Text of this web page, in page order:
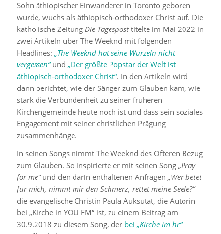
Sohn äthiopischer Einwanderer in Toronto geboren
wurde, wuchs als äthiopisch-orthodoxer Christ auf. Die
katholische Zeitung Die Tagesposttitelte im Mai 2022 in
zwei Artikeln über The Weeknd mit folgenden
Headlines: „The Weeknd hat seine Wurzeln nicht
vergessen“und „Der größte Popstar der Welt ist
äthiopisch-orthodoxer Christ“. In den Artikeln wird
dann berichtet, wie der Sänger zum Glauben kam, wie
stark die Verbundenheit zu seiner früheren
Kirchengemeinde heute noch ist und dass sein soziales
Engagement mit seiner christlichen Prägung
zusammenhänge.
In seinen Songs nimmt The Weeknd des Öfteren Bezug
zum Glauben. So inspirierte er mit seinen Song „Pray
for me“und den darin enthaltenen Anfragen „Wer betet
für mich, nimmt mir den Schmerz, rettet meine Seele?“
die evangelische Christin Paula Auksutat, die Autorin
bei „Kirche in YOU FM“ ist, zu einem Beitrag am
30.9.2018 zu diesem Song, der bei „Kirche im hr“